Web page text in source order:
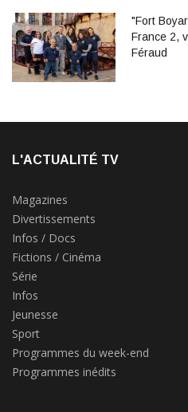
"Fort
France 2,
Féraud
L'ACTUALITÉ TV
Magazines
Divertissements
Infos / Docs
Fictions / Cinéma
Série
Infos
Jeunesse
Sport
Programmes du week-end
Programmes inédits